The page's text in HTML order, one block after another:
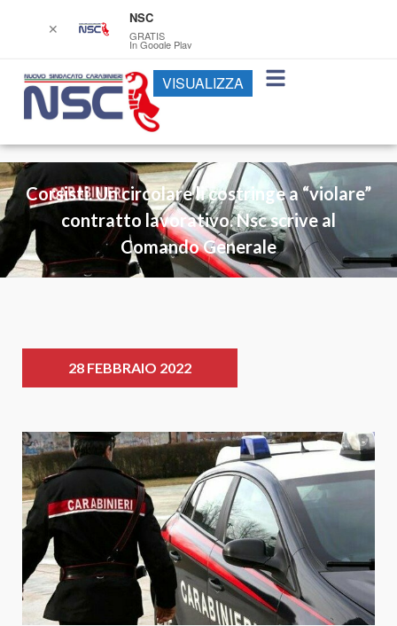
Corsisti. Un circolare li costringe a “violare”
contratto lavorativo. Nsc scrive al
Comando Generale
28 FEBBRAIO 2022
✕
NSC
GRATIS
In Google Play
VISUALIZZA